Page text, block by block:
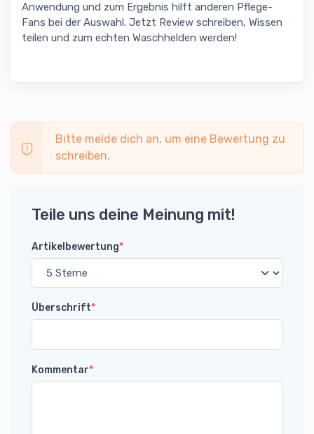
Anwendung und zum Ergebnis hilft anderen Pflege-
Fans bei der Auswahl. Jetzt Review schreiben, Wissen
teilen und zum echten Waschhelden werden!
Bitte melde dich an, um eine Bewertung zu
schreiben.
Teile uns deine Meinung mit!
Artikelbewertung*
Überschrift*
Kommentar*